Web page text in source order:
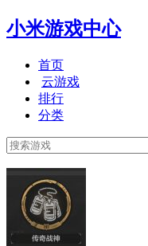
小米游戏中心
首页
云游戏
排行
分类